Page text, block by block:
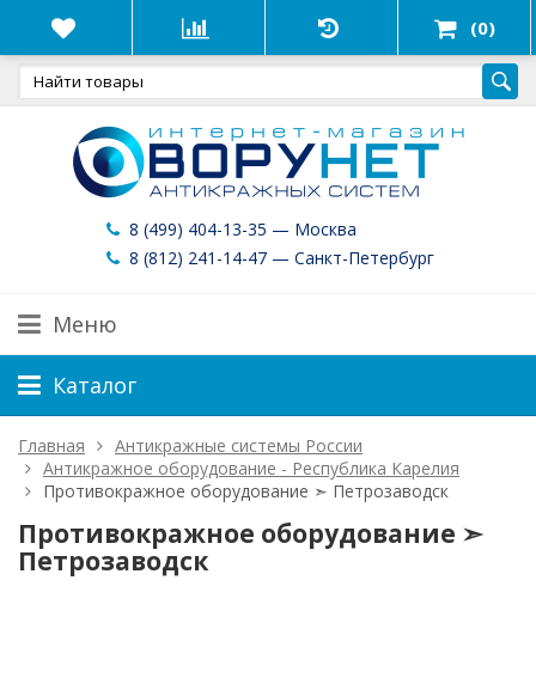
(0)
8 (499) 404-13-35 — Москва
8 (812) 241-14-47 — Санкт-Петербург
Меню
Каталог
Главная
Антикражные системы России
Антикражное оборудование - Республика Карелия
Противокражное оборудование ➣ Петрозаводск
Противокражное оборудование ➣
Петрозаводск